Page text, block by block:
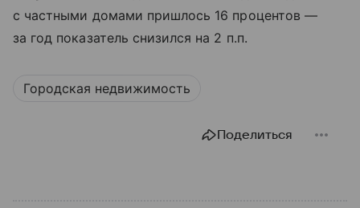
с частными домами пришлось 16 процентов —
за год показатель снизился на 2 п.п.
Городская недвижимость
Поделиться